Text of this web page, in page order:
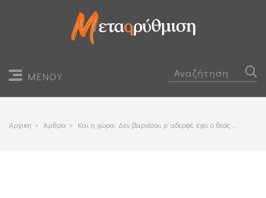
ΜΕΝΟΥ
Αρχικη > Αρθρα > Και η χώρα; Δεν βαριέσαι ρ’ αδερφέ, έχει ο θεός …